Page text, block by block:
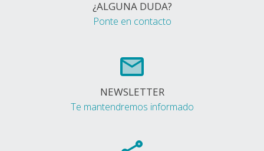
¿ALGUNA DUDA?
Ponte en contacto
NEWSLETTER
Te mantendremos informado